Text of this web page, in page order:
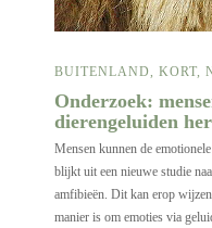
BUITENLAND, KORT,
Onderzoek:
dierengeluiden
Mensen kunnen de
blijkt uit een nieuwe studie
amfibieën. Dit kan erop
manier is om emoties via